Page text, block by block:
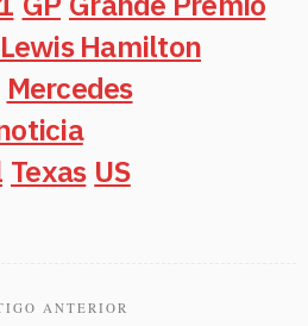
Lewis Hamilton
Mercedes
Texas US
ANTERIOR